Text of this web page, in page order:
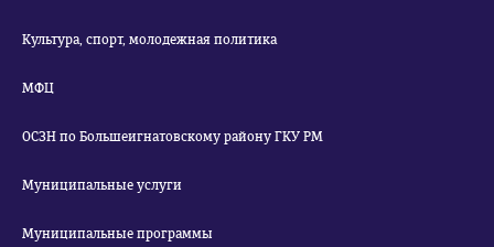
Культура, спорт, молодежная политика
МФЦ
ОСЗН по Большеигнатовскому району ГКУ РМ
Муниципальные услуги
Муниципальные программы